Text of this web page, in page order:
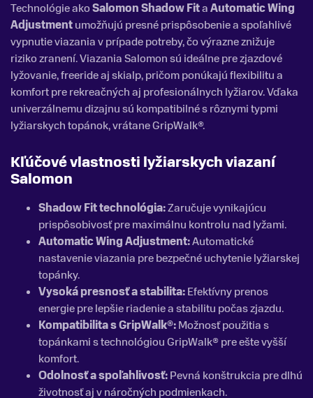
Technológie akoSalomon Shadow FitaAutomatic Wing
Adjustmentumožňujú presné prispôsobenie a spoľahlivé
vypnutie viazania v prípade potreby, čo výrazne znižuje
riziko zranení. Viazania Salomon sú ideálne pre zjazdové
lyžovanie, freeride aj skialp, pričom ponúkajú flexibilitu a
komfort pre rekreačných aj profesionálnych lyžiarov. Vďaka
univerzálnemu dizajnu sú kompatibilné s rôznymi typmi
lyžiarskych topánok, vrátane GripWalk®.
Kľúčové vlastnosti lyžiarskych viazaní
Salomon
Shadow Fit technológia:Zaručuje vynikajúcu
prispôsobivosť pre maximálnu kontrolu nad lyžami.
Automatic Wing Adjustment:Automatické
nastavenie viazania pre bezpečné uchytenie lyžiarskej
topánky.
Vysoká presnosť a stabilita:Efektívny prenos
energie pre lepšie riadenie a stabilitu počas zjazdu.
Kompatibilita s GripWalk®:Možnosť použitia s
topánkami s technológiou GripWalk® pre ešte vyšší
komfort.
Odolnosť a spoľahlivosť:Pevná konštrukcia pre dlhú
životnosť aj v náročných podmienkach.